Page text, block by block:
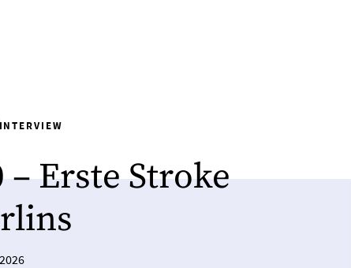
INTERVIEW
– Erste Stroke